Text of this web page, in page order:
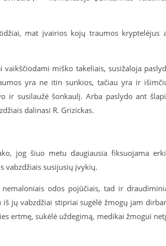
mat įvairios kojų traumos kryptelėjus
miško takeliais, susižaloja
yra ne itin sunkios, tačiau yra ir
ir susilaužė šonkaulį. Arba paslydo ant
dalinasi R. Grizickas.
jog šiuo metu daugiausia fiksuojama
vabzdžiais susijusių įvykių.
odos pojūčiais, tad ir
jų vabzdžiai stipriai sugėlė žmogų jam
ertmę, sukėlė uždegimą, medikai žmogui